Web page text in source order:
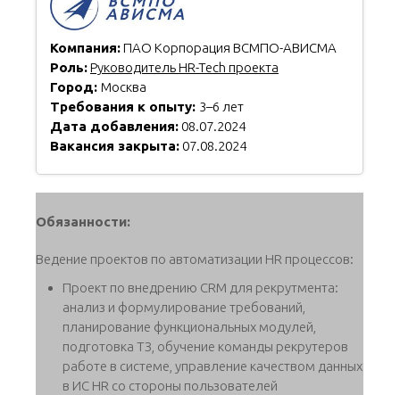
Компания:ПАО Корпорация ВСМПО-АВИСМА
Роль:Руководитель HR-Tech проекта
Город: Москва
Требования к опыту: 3–6 лет
Дата добавления: 08.07.2024
Вакансия закрыта: 07.08.2024
Обязанности:
Ведение проектов по автоматизации HR процессов:
Проект по внедрению CRM для рекрутмента:
анализ и формулирование требований,
планирование функциональных модулей,
подготовка ТЗ, обучение команды рекрутеров
работе в системе, управление качеством данных
в ИС HR со стороны пользователей